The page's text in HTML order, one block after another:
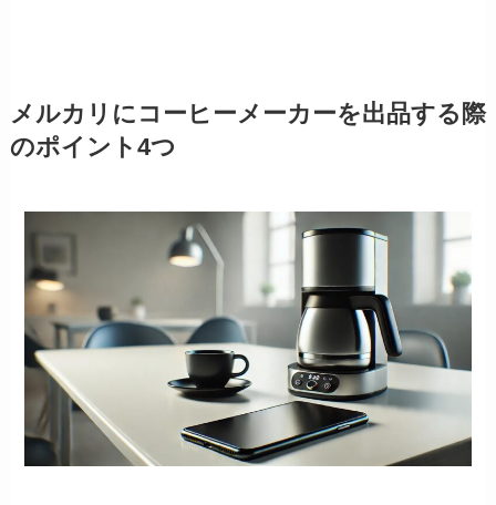
メルカリにコーヒーメーカーを出品する際
のポイント4つ